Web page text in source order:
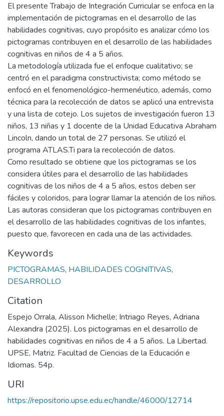
El presente Trabajo de Integración Curricular se enfoca en la
implementación de pictogramas en el desarrollo de las
habilidades cognitivas, cuyo propósito es analizar cómo los
pictogramas contribuyen en el desarrollo de las habilidades
cognitivas en niños de 4 a 5 años.
La metodología utilizada fue el enfoque cualitativo; se
centró en el paradigma constructivista; como método se
enfocó en el fenomenológico-hermenéutico, además, como
técnica para la recolección de datos se aplicó una entrevista
y una lista de cotejo. Los sujetos de investigación fueron 13
niños, 13 niñas y 1 docente de la Unidad Educativa Abraham
Lincoln, dando un total de 27 personas. Se utilizó el
programa ATLAS.Ti para la recolección de datos.
Como resultado se obtiene que los pictogramas se los
considera útiles para el desarrollo de las habilidades
cognitivas de los niños de 4 a 5 años, estos deben ser
fáciles y coloridos, para lograr llamar la atención de los niños.
Las autoras consideran que los pictogramas contribuyen en
el desarrollo de las habilidades cognitivas de los infantes,
puesto que, favorecen en cada una de las actividades.
Keywords
PICTOGRAMAS, HABILIDADES COGNITIVAS,
DESARROLLO
Citation
Espejo Orrala, Alisson Michelle; Intriago Reyes, Adriana
Alexandra (2025). Los pictogramas en el desarrollo de
habilidades cognitivas en niños de 4 a 5 años. La Libertad.
UPSE, Matriz. Facultad de Ciencias de la Educación e
Idiomas. 54p.
URI
https://repositorio.upse.edu.ec/handle/46000/12714